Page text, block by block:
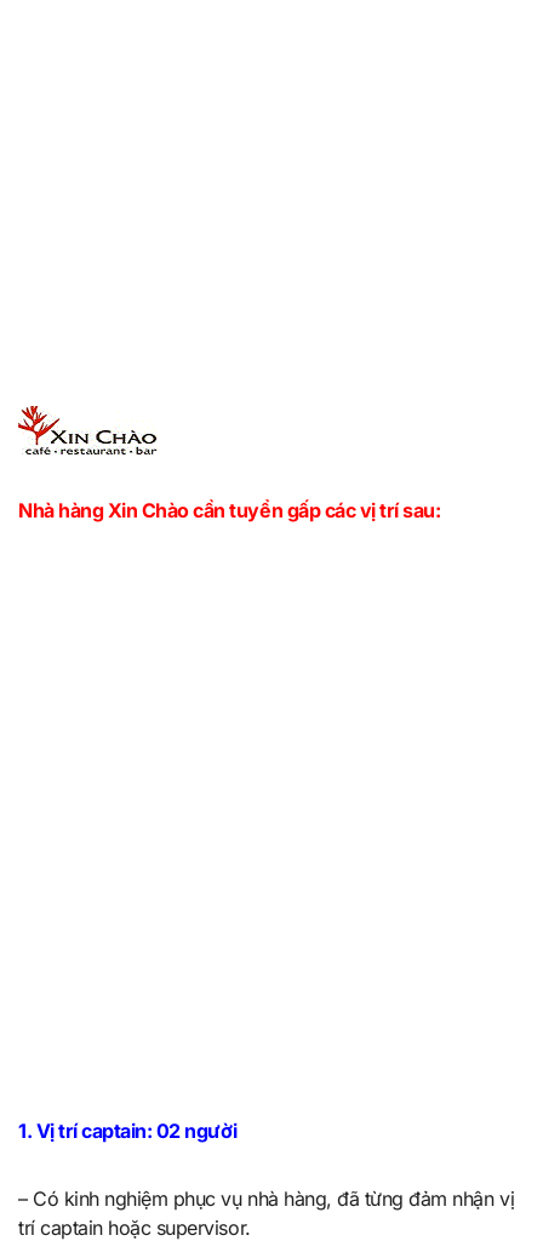
Nhà hàng Xin Chào cần tuyển gấp các vị trí sau:
1. Vị trí captain: 02 người
– Có kinh nghiệm phục vụ nhà hàng, đã từng đảm nhận vị
trí captain hoặc supervisor.